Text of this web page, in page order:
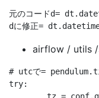
元のコードd=
airflow / utils /
# utcで=
try: